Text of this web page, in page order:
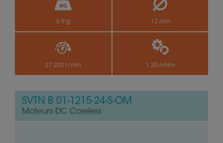
6.9 g 12 mm
27 200 t/min 1.20 mNm
SVTN B 01-1215-24-S-OM
Moteurs DC Coreless